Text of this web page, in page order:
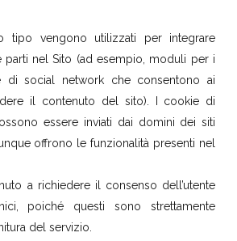
tipo vengono utilizzati per integrare
parti nel Sito (ad esempio, moduli per i
di social network che consentono ai
il contenuto del sito). I cookie di
essere inviati dai domini dei siti
offrono le funzionalità presenti nel
a richiedere il consenso dell’utente
poiché questi sono strettamente
del servizio.